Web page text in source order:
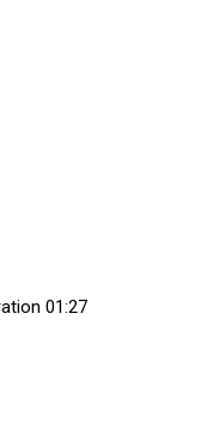
01:27